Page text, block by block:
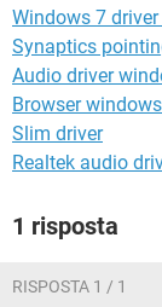
Windows 7
Synaptics
Audio driver
Browser
Slim driver
Realtek audio
1 risposta
RISPOSTA 1 / 1